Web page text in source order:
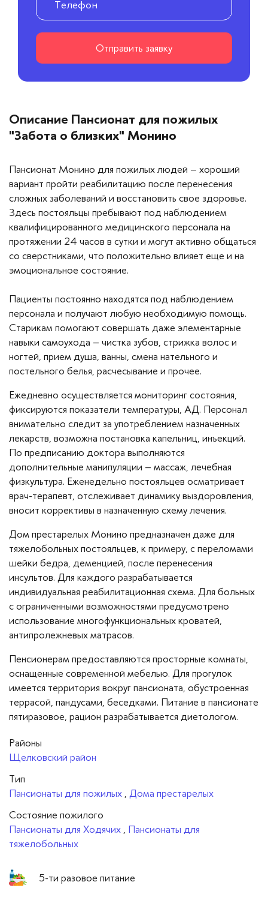
Отправить заявку
Описание Пансионат для пожилых
"Забота о близких" Монино
Пансионат Монино для пожилых людей – хороший
вариант пройти реабилитацию после перенесения
сложных заболеваний и восстановить свое здоровье.
Здесь постояльцы пребывают под наблюдением
квалифицированного медицинского персонала на
протяжении 24 часов в сутки и могут активно общаться
со сверстниками, что положительно влияет еще и на
эмоциональное состояние.
Пациенты постоянно находятся под наблюдением
персонала и получают любую необходимую помощь.
Старикам помогают совершать даже элементарные
навыки самоухода – чистка зубов, стрижка волос и
ногтей, прием душа, ванны, смена нательного и
постельного белья, расчесывание и прочее.
Ежедневно осуществляется мониторинг состояния,
фиксируются показатели температуры, АД. Персонал
внимательно следит за употреблением назначенных
лекарств, возможна постановка капельниц, инъекций.
По предписанию доктора выполняются
дополнительные манипуляции – массаж, лечебная
физкультура. Еженедельно постояльцев осматривает
врач-терапевт, отслеживает динамику выздоровления,
вносит коррективы в назначенную схему лечения.
Дом престарелых Монино предназначен даже для
тяжелобольных постояльцев, к примеру, с переломами
шейки бедра, деменцией, после перенесения
инсультов. Для каждого разрабатывается
индивидуальная реабилитационная схема. Для больных
с ограниченными возможностями предусмотрено
использование многофункциональных кроватей,
антипролежневых матрасов.
Пенсионерам предоставляются просторные комнаты,
оснащенные современной мебелью. Для прогулок
имеется территория вокруг пансионата, обустроенная
террасой, пандусами, беседками. Питание в пансионате
пятиразовое, рацион разрабатывается диетологом.
Районы
Щелковский район
Тип
Пансионаты для пожилых , Дома престарелых
Cостояние пожилого
Пансионаты для Ходячих , Пансионаты для
тяжелобольных
5-ти разовое питание